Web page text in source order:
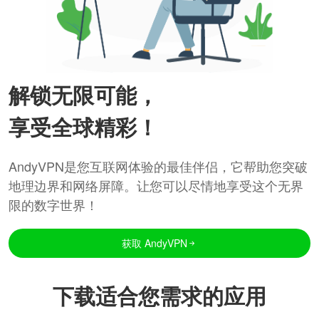
解锁无限可能，
享受全球精彩！
AndyVPN是您互联网体验的最佳伴侣，它帮助您突破
地理边界和网络屏障。让您可以尽情地享受这个无界
限的数字世界！
获取 AndyVPN
下载适合您需求的应用